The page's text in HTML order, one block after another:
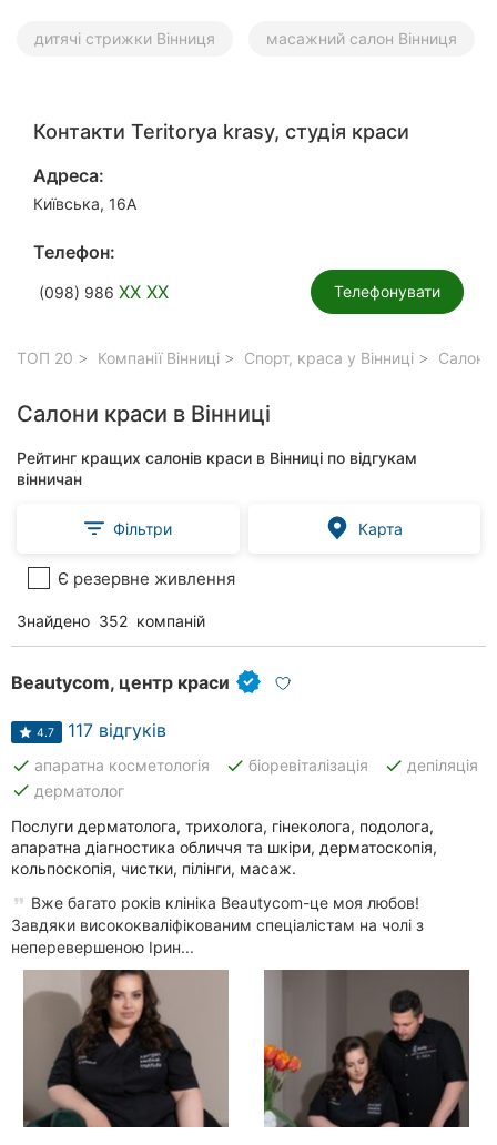
дитячі стрижки Вінниця масажний салон Вінниця
Контакти Teritorya krasy, студія краси
Адреса:
Київська, 16А
Телефон:
(098) 986 XX XX Телефонувати
ТОП 20 Компанії Вінниці Спорт, краса у Вінниці Салони
Салони краси в Вінниці
Рейтинг кращих салонів краси в Вінниці по відгукам
вінничан
Фільтри Карта
Є резервне живлення
Знайдено 352 компаній
Beautycom, центр краси
4.7 117 відгуків
done апаратна косметологія done біоревіталізація done депіляція
done дерматолог
Послуги дерматолога, трихолога, гінеколога, подолога,
апаратна діагностика обличчя та шкіри, дерматоскопія,
кольпоскопія, чистки, пілінги, масаж.
Вже багато років клініка Beautycom-це моя любов!
Завдяки висококваліфікованим спеціалістам на чолі з
неперевершеною Ірин...